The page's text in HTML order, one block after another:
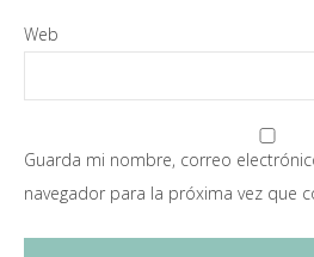
Web
Guarda mi nombre, correo
navegador para la próxima vez que